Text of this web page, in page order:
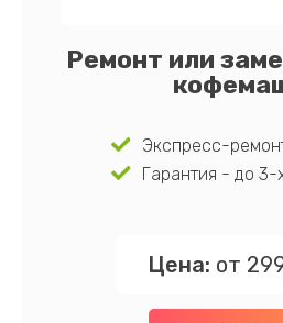
Ремонт или
Экспресс-
Гарантия - до 3-
Цена: от